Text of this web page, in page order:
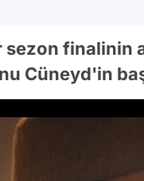
sezon finalinin
Cüneyd'in